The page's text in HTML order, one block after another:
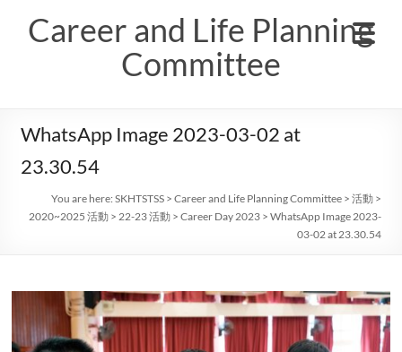
contentCareer and Life Planning
Committee
WhatsApp Image 2023-03-02 at
23.30.54
You are here:SKHTSTSS >Career and Life Planning Committee >活動 >
2020~2025 活動 >22-23 活動 >Career Day 2023 >WhatsApp Image 2023-
03-02 at 23.30.54